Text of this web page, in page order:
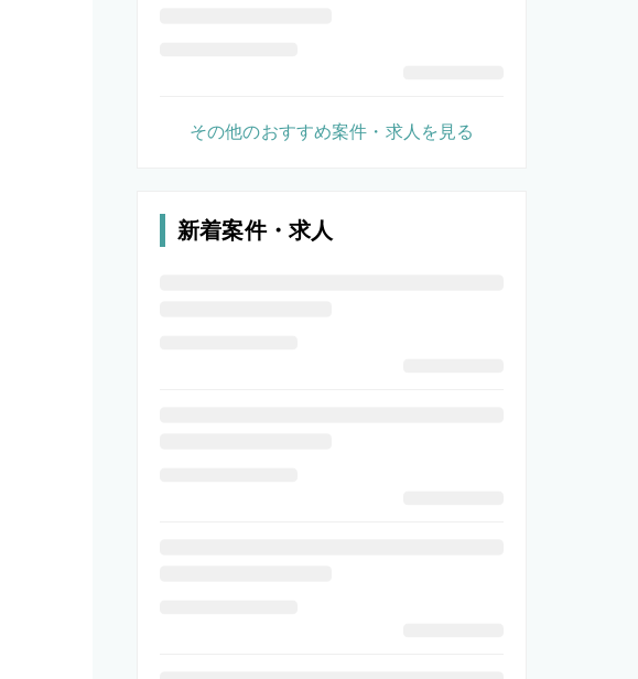
その他のおすすめ案件・求人を見る
新着案件・求人